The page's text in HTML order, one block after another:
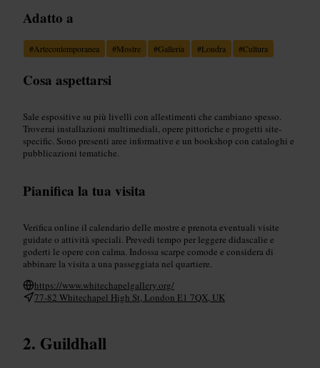
Adatto a
#Artecontemporanea #Mostre #Galleria #Londra #Cultura
Cosa aspettarsi
Sale espositive su più livelli con allestimenti che cambiano spesso.
Troverai installazioni multimediali, opere pittoriche e progetti site-
specific. Sono presenti aree informative e un bookshop con cataloghi e
pubblicazioni tematiche.
Pianifica la tua visita
Verifica online il calendario delle mostre e prenota eventuali visite
guidate o attività speciali. Prevedi tempo per leggere didascalie e
goderti le opere con calma. Indossa scarpe comode e considera di
abbinare la visita a una passeggiata nel quartiere.
https://www.whitechapelgallery.org/
77-82 Whitechapel High St, London E1 7QX, UK
Guildhall